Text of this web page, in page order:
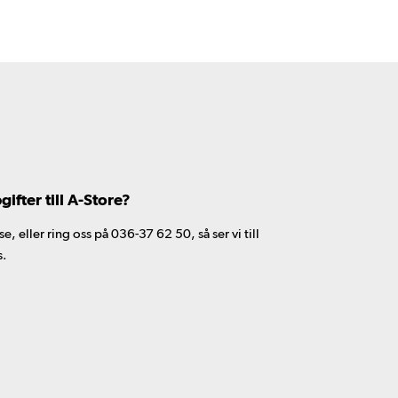
till A-Store?
eller ring oss på 036-37 62 50, så ser vi till